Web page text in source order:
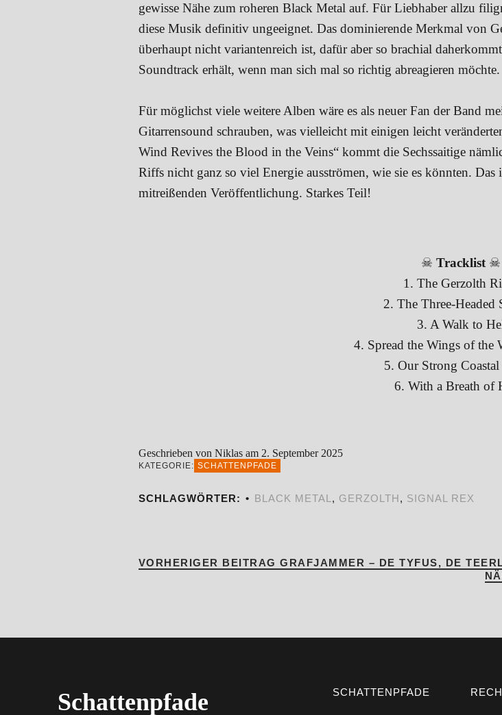
gewisse Nähe zum roheren Black Metal auf. Für Liebhaber allzu
diese Musik definitiv ungeeignet. Das dominierende Merkmal von
überhaupt nicht variantenreich ist, dafür aber so brachial
Soundtrack erhält, wenn man sich mal so richtig abreagieren möchte.
Für möglichst viele weitere Alben wäre es als neuer Fan der Band
Gitarrensound schrauben, was vielleicht mit einigen leicht
Wind Revives the Blood in the Veins“ kommt die Sechssaitige
Riffs nicht ganz so viel Energie ausströmen, wie sie es könnten.
mitreißenden Veröffentlichung. Starkes Teil!
☠ Tracklist☠
1. The Gerzolth
2. The Three-Headed
3. A Walk to
4. Spread the Wings of the
5. Our Strong Coastal
6. With a Breath of
Geschrieben von Niklas am 2. September 2025
KATEGORIE: SCHATTENPFADE
SCHLAGWÖRTER: BLACK METAL , GERZOLTH, SIGNAL REX
VORHERIGER BEITRAG GRAFJAMMER – DE TYFUS, DE
Schattenpfade SCHATTENPFADE